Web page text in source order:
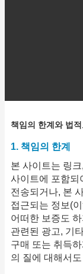
책임의 한계와 법적
1. 책임의 한계
본 사이트는 링
사이트에 포함되
전송되거나, 본
접근되는 정보(
어떠한 보증도
관련된 광고, 기
구매 또는 취득
의 질에 대해서